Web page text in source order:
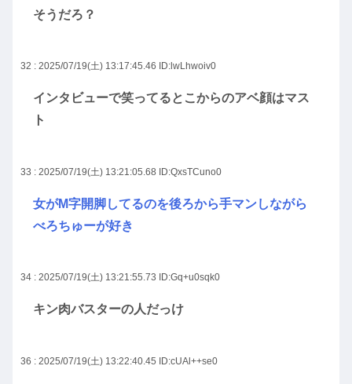
そうだろ？
32 : 2025/07/19(土) 13:17:45.46 ID:lwLhwoiv0
インタビューで笑ってるとこからのアベ顔はマス
ト
33 : 2025/07/19(土) 13:21:05.68 ID:QxsTCuno0
女がM字開脚してるのを後ろから手マンしながら
べろちゅーが好き
34 : 2025/07/19(土) 13:21:55.73 ID:Gq+u0sqk0
キン肉バスターの人だっけ
36 : 2025/07/19(土) 13:22:40.45 ID:cUAl++se0